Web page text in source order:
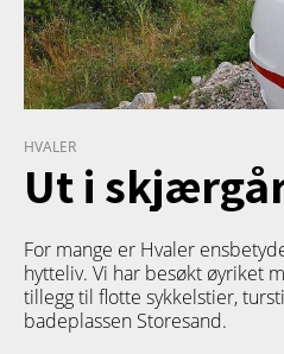
HVALER
Ut i
For mange er Hvaler
hytteliv. Vi har besøkt øyriket
tillegg til flotte sykkelstier,
badeplassen Storesand.